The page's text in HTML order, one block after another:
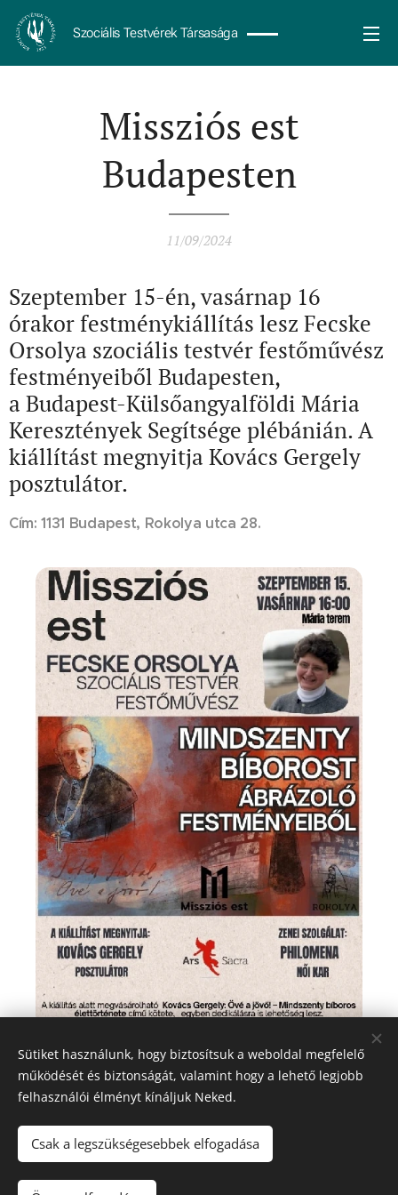
Szociális Testvérek Társasága
Missziós est
Budapesten
11/09/2024
Szeptember 15-én, vasárnap 16
órakor festménykiállítás lesz Fecske
Orsolya szociális testvér festőművész
festményeiből Budapesten,
a Budapest-Külsőangyalföldi Mária
Keresztények Segítsége plébánián. A
kiállítást megnyitja Kovács Gergely
posztulátor.
Cím: 1131 Budapest, Rokolya utca 28.
Share
© 2023-2026Szociális Testvérek Társasága
| Minden jog fenntartva.
Sütiket használunk, hogy biztosítsuk a weboldal megfelelő
működését és biztonságát, valamint hogy a lehető legjobb
felhasználói élményt kínáljuk Neked.
Csak a legszükségesebbek elfogadása